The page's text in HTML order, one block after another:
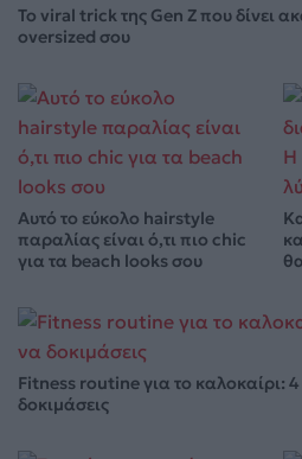
Το viral trick της Gen Z που δίνει
oversized σου
Αυτό το εύκολο hairstyle
παραλίας είναι ό,τι πιο chic
για τα beach looks σου
Fitness routine για το καλοκαίρι:
δοκιμάσεις